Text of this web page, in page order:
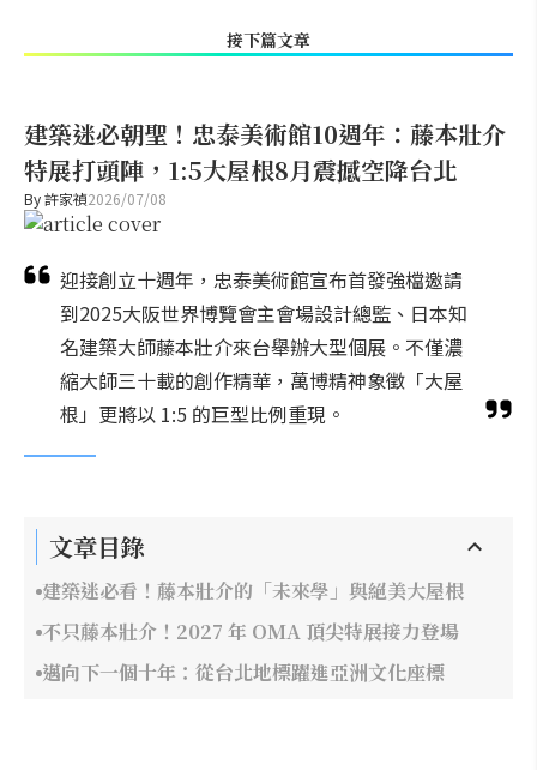
接下篇文章
建築迷必朝聖！忠泰美術館10週年：藤本壯介
特展打頭陣，1:5大屋根8月震撼空降台北
By許家禎2026/07/08
迎接創立十週年，忠泰美術館宣布首發強檔邀請
到2025大阪世界博覽會主會場設計總監、日本知
名建築大師藤本壯介來台舉辦大型個展。不僅濃
縮大師三十載的創作精華，萬博精神象徵「大屋
根」更將以 1:5 的巨型比例重現。
文章目錄
建築迷必看！藤本壯介的「未來學」與絕美大屋根
不只藤本壯介！2027 年 OMA 頂尖特展接力登場
邁向下一個十年：從台北地標躍進亞洲文化座標